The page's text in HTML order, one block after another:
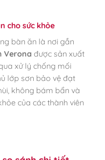
cho sức khỏe
bàn ăn là nơi gắn
Verona được sản xuất
xử lý chống mối
lớp sơn bảo vệ đạt
không bám bẩn và
của các thành viên